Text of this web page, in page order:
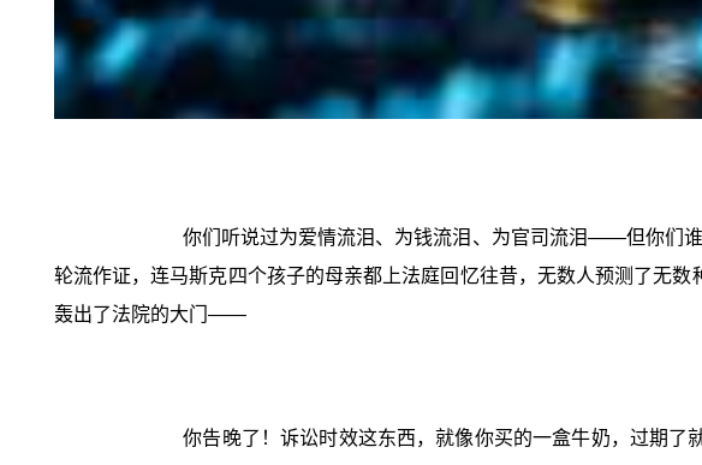
你们听说过为爱情流泪、为钱流泪、为官司流泪——但你们
轮流作证，连马斯克四个孩子的母亲都上法庭回忆往昔，无数人预测了无
轰出了法院的大门——
你告晚了！诉讼时效这东西，就像你买的一盒牛奶，过期